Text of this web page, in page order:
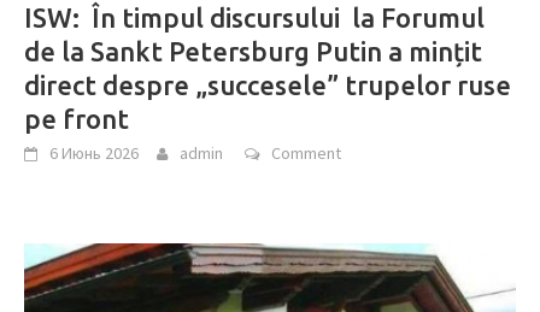
ISW: În timpul discursului la Forumul
de la Sankt Petersburg Putin a mințit
direct despre „succesele” trupelor ruse
pe front
6 Июнь 2026 admin Comment